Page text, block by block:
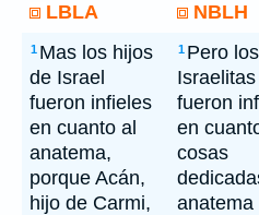
LBLA
NBLH
1 Mas los hijos
de Israel
fueron infieles
en cuanto al
anatema,
porque Acán,
hijo de Carmi,
1 Pero los
Israelitas
fueron
en
cosas
anatema